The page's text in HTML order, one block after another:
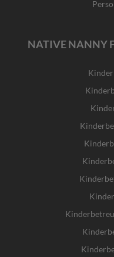
NATIVE NANNY